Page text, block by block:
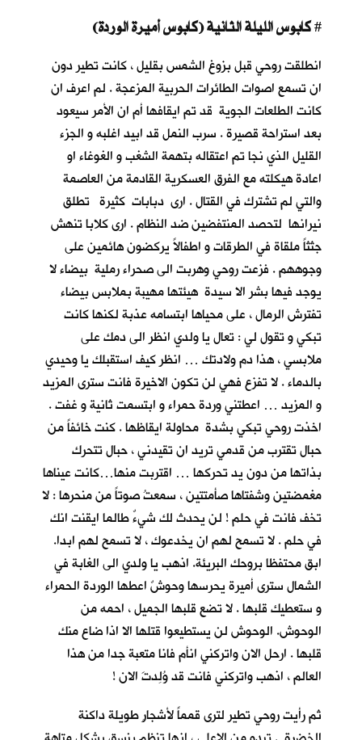
كابوس الليلة الثانية (كابوس أميرة الوردة)#
انطلقت روحي قبل بزوغ الشمس بقليل ، كانت تطير دون
ان تسمع اصوات الطائرات الحربية المزعجة . لم اعرف ان
كانت الطلعات الجوية قد تم ايقافها أم ان الأمر سيعود
بعد استراحة قصيرة . سرب النمل قد ابيد اغلبه و الجزء
القليل الذي نجا تم اعتقاله بتهمة الشغب و الغوغاء او
اعادة هيكلته مع الفرق العسكرية القادمة من العاصمة
والتي لم تشترك في القتال . ارى دبابات كثيرة تطلق
نيرانها لتحصد المنتفضين ضد النظام . ارى كلابا تنهش
جثثاً ملقاة في الطرقات و اطفالاً يركضون هائمين على
وجوههم . فزعت روحي وهربت الى صحراء رملية بيضاء لا
يوجد فيها بشر الا سيدة هيئتها مهيبة بملابس بيضاء
تفترش الرمال ، على محياها ابتسامه عذبة لكنها كانت
تبكي و تقول لي : تعال يا ولدي انظر الى دمك على
ملابسي ، هذا دم ولادتك … انظر كيف استقبلك يا وحيدي
بالدماء . لا تفزع فهي لن تكون الاخيرة فانت سترى المزيد
و المزيد … اعطتني وردة حمراء و ابتسمت ثانية و غفت .
اخذت روحي تبكي بشدة محاولة ايقاظها . كنت خائفاً من
حبال تقترب من قدمي تريد ان تقيدني ، حبال تتحرك
بذاتها من دون يد تحركها … اقتربت منها…كانت عيناها
مغمضتين وشفتاها صأمتتين ، سمعتُ صوتاً من منحرها : لا
تخف فانت في حلم ! لن يحدث لك شيءٌ طالما ايقنت انك
في حلم . لا تسمح لهم ان يخدعوك ، لا تسمح لهم ابدا.
ابق محتفظا بروحك البريئة. اذهب يا ولدي الى الغابة في
الشمال سترى أميرة يحرسها وحوشٌ اعطها الوردة الحمراء
و ستعطيك قلبها . لا تضع قلبها الجميل ، احمه من
الوحوش. الوحوش لن يستطيعوا قتلها الا اذا ضاع منك
قلبها . ارحل الان واتركني انأم فانا متعبة جدا من هذا
العالم ، اذهب واتركني فانت قد وُلِدتَ الان !
ثم رأيت روحي تطير لترى قمماً لأشجارٍ طويلة داكنة